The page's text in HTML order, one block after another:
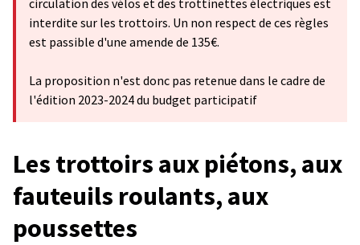
circulation des vélos et des trottinettes électriques est
interdite sur les trottoirs. Un non respect de ces règles
est passible d'une amende de 135€.
La proposition n'est donc pas retenue dans le cadre de
l'édition 2023-2024 du budget participatif
Les trottoirs aux piétons, aux
fauteuils roulants, aux
poussettes